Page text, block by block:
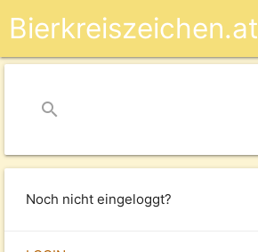
Bierkreiszeichen.at
search
Noch nicht eingeloggt?